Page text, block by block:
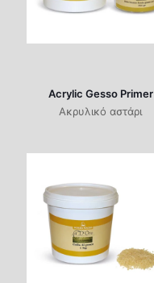
Acrylic Gesso Primer
Ακρυλικό αστάρι